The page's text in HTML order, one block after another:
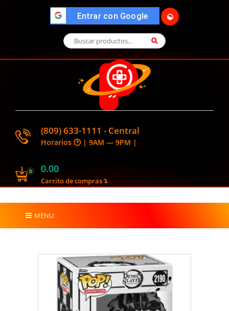
Entrar con Google 🌓
(809) 633-1111 - Central
Horarios 🕑 | 9AM — 9PM |
0 0.00
Carrito de compras↴
MENU